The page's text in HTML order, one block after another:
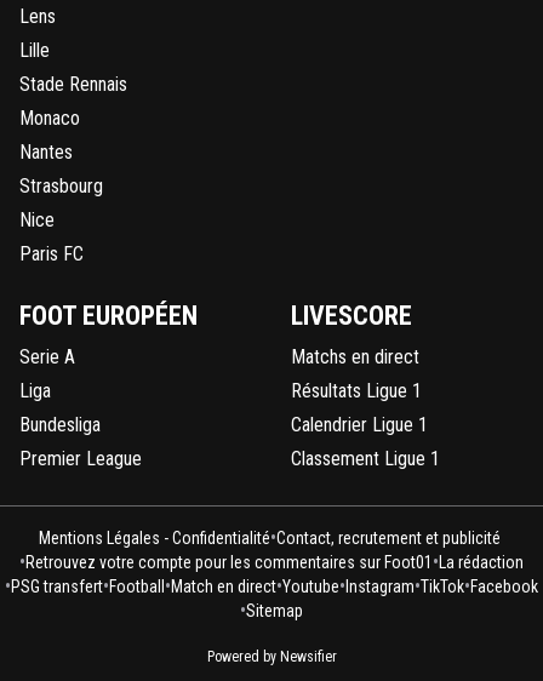
Lens
Lille
Stade Rennais
Monaco
Nantes
Strasbourg
Nice
Paris FC
FOOT EUROPÉEN
Serie A
Liga
Bundesliga
Premier League
LIVESCORE
Matchs en direct
Résultats Ligue 1
Calendrier Ligue 1
Classement Ligue 1
Mentions Légales - Confidentialité•Contact, recrutement et publicité
•Retrouvez votre compte pour les commentaires sur Foot01 • La rédaction
•PSG transfert•Football •Match en direct•Youtube• Instagram•TikTok•Facebook
•Sitemap
Powered by Newsifier